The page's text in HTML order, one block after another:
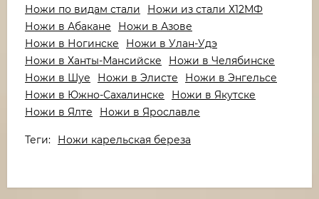
Ножи по видам стали
Ножи из стали Х12МФ
Ножи в Абакане
Ножи в Азове
Ножи в Ногинске
Ножи в Улан-Удэ
Ножи в Ханты-Мансийске
Ножи в Челябинске
Ножи в Шуе
Ножи в Элисте
Ножи в Энгельсе
Ножи в Южно-Сахалинске
Ножи в Якутске
Ножи в Ялте
Ножи в Ярославле
Теги: Ножи карельская береза